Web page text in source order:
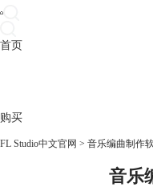
首页
购买
FL Studio中文官网 > 音乐编曲制作
音乐